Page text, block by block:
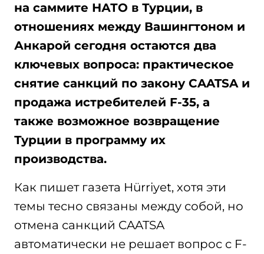
на саммите НАТО в Турции, в
отношениях между Вашингтоном и
Анкарой сегодня остаются два
ключевых вопроса: практическое
снятие санкций по закону CAATSA и
продажа истребителей F-35, а
также возможное возвращение
Турции в программу их
производства.
Как пишет газета Hürriyet, хотя эти
темы тесно связаны между собой, но
отмена санкций CAATSA
автоматически не решает вопрос с F-